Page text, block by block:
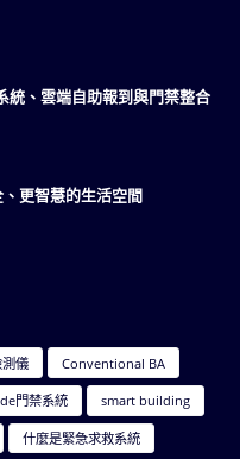
統、雲端自助報到與門禁整合
更智慧的生活空間
儀 Conventional BA
門禁系統 smart building
什麼是緊急求救系統